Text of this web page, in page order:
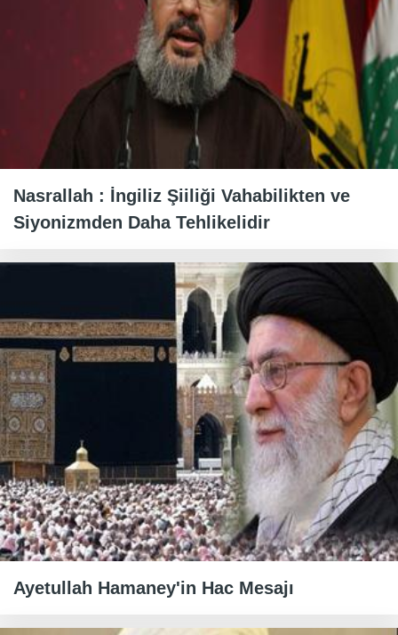
Nasrallah : İngiliz Şiiliği Vahabilikten ve
Siyonizmden Daha Tehlikelidir
Ayetullah Hamaney'in Hac Mesajı